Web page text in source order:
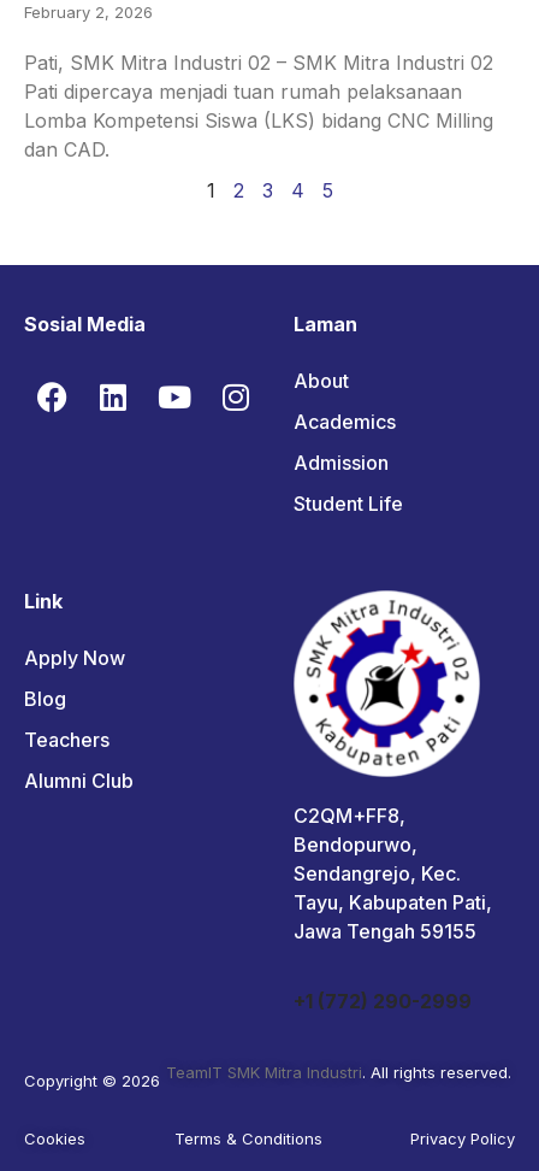
February 2, 2026
Pati, SMK Mitra Industri 02 – SMK Mitra Industri 02
Pati dipercaya menjadi tuan rumah pelaksanaan
Lomba Kompetensi Siswa (LKS) bidang CNC Milling
dan CAD.
1
2 3 4 5
Sosial Media Laman
About
Academics
Admission
Student Life
Link
Apply Now
Blog
Teachers
Alumni Club
C2QM+FF8,
Bendopurwo,
Sendangrejo, Kec.
Tayu, Kabupaten Pati,
Jawa Tengah 59155
+1 (772) 290-2999
Copyright © 2026 TeamIT SMK Mitra Industri. All rights reserved.
Cookies Terms & Conditions Privacy Policy